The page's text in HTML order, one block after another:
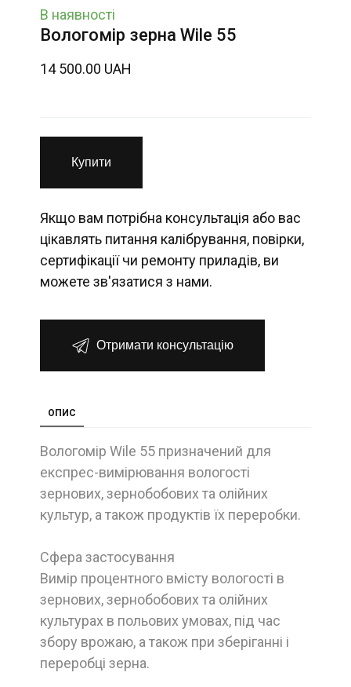
В наявності
Вологомір зерна Wile 55
14 500.00 UAH
Купити
Якщо вам потрібна консультація або вас
цікавлять питання калібрування, повірки,
сертифікації чи ремонту приладів, ви
можете зв'язатися з нами.
Отримати консультацію
ОПИС
Вологомір Wile 55 призначений для
експрес-вимірювання вологості
зернових, зернобобових та олійних
культур, а також продуктів їх переробки.
Сфера застосування
Вимір процентного вмісту вологості в
зернових, зернобобових та олійних
культурах в польових умовах, під час
збору врожаю, а також при зберіганні і
переробці зерна.